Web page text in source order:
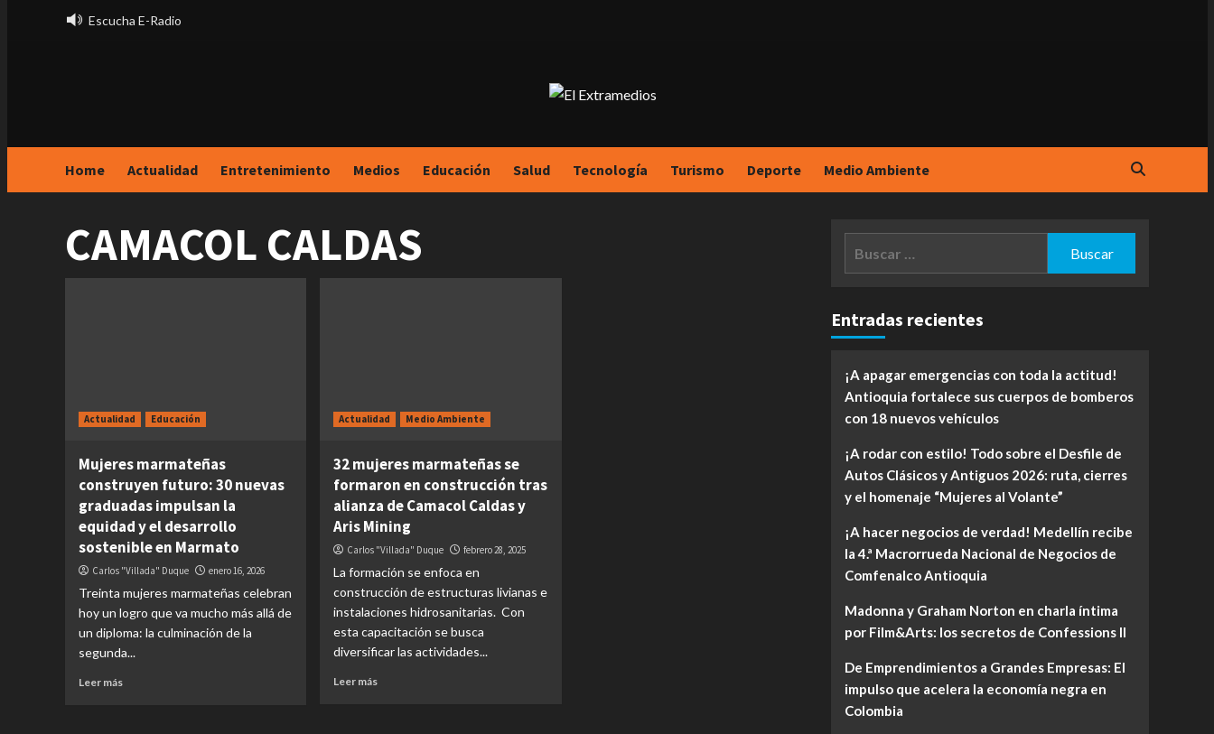
Escucha E-Radio
Home Actualidad Entretenimiento Medios Educación Salud Tecnología Turismo Deporte Medio Ambiente
CAMACOL CALDAS
Actualidad Educación
Mujeres marmateñas
construyen futuro: 30 nuevas
graduadas impulsan la
equidad y el desarrollo
sostenible en Marmato
Carlos "Villada" Duque enero 16, 2026
Treinta mujeres marmateñas celebran
hoy un logro que va mucho más allá de
un diploma: la culminación de la
segunda...
Leer más
Actualidad Medio Ambiente
32 mujeres marmateñas se
formaron en construcción tras
alianza de Camacol Caldas y
Aris Mining
Carlos "Villada" Duque febrero 28, 2025
La formación se enfoca en
construcción de estructuras livianas e
instalaciones hidrosanitarias. Con
esta capacitación se busca
diversificar las actividades...
Leer más
Entradas recientes
¡A apagar emergencias con toda la actitud!
Antioquia fortalece sus cuerpos de bomberos
con 18 nuevos vehículos
¡A rodar con estilo! Todo sobre el Desfile de
Autos Clásicos y Antiguos 2026: ruta, cierres
y el homenaje “Mujeres al Volante”
¡A hacer negocios de verdad! Medellín recibe
la 4.ª Macrorrueda Nacional de Negocios de
Comfenalco Antioquia
Madonna y Graham Norton en charla íntima
por Film&Arts: los secretos de Confessions II
De Emprendimientos a Grandes Empresas: El
impulso que acelera la economía negra en
Colombia